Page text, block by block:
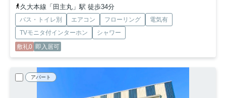
久大本線「田主丸」駅 徒歩34分
バス・トイレ別 エアコン フローリング
電気有
TVモニタ付インターホン
シャワー
敷礼0 即入居可
アパート